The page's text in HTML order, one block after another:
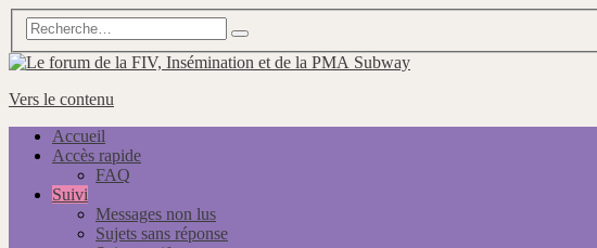
Subway
Vers le contenu
Accueil
Accès rapide
FAQ
Suivi
Messages non lus
Sujets sans réponse